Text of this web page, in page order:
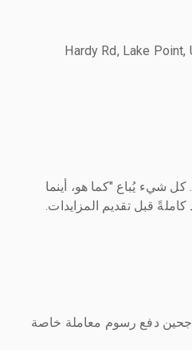
1428 Hardy Rd, Lake
شيء يُباع "كما هو، أينما
قبل تقديم المزايدات.
دفع رسوم معاملة خاصة